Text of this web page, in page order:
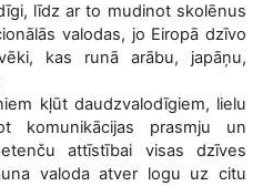
līdz ar to mudinot skolēnus
valodas, jo Eiropā dzīvo
kas runā arābu, japāņu,
kļūt daudzvalodīgiem, lielu
komunikācijas prasmju un
attīstībai visas dzīves
valoda atver logu uz citu